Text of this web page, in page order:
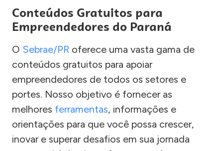
Conteúdos Gratuitos para
Empreendedores do Paraná
O Sebrae/PR oferece uma vasta gama de
conteúdos gratuitos para apoiar
empreendedores de todos os setores e
portes. Nosso objetivo é fornecer as
melhores ferramentas, informações e
orientações para que você possa crescer,
inovar e superar desafios em sua jornada